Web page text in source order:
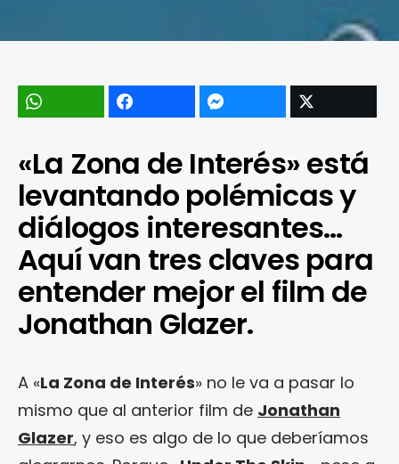
«La Zona de Interés» está
levantando polémicas y
diálogos interesantes…
Aquí van tres claves para
entender mejor el film de
Jonathan Glazer.
A «La Zona de Interés» no le va a pasar lo
mismo que al anterior film de Jonathan
Glazer, y eso es algo de lo que deberíamos